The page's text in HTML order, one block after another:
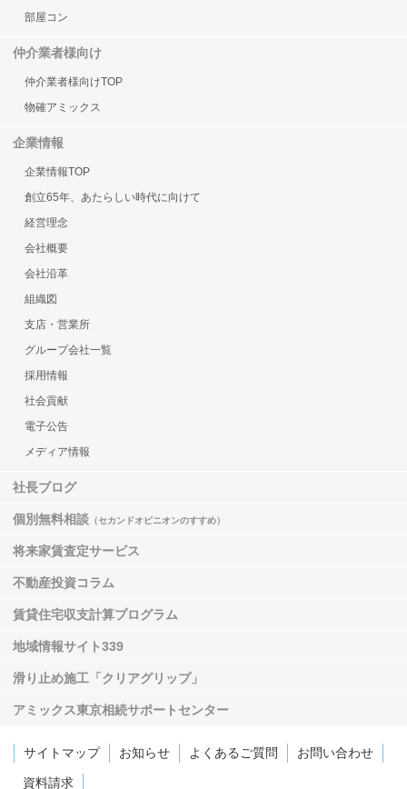
部屋コン
仲介業者様向け
仲介業者様向けTOP
物確アミックス
企業情報
企業情報TOP
創立65年、あたらしい時代に向けて
経営理念
会社概要
会社沿革
組織図
支店・営業所
グループ会社一覧
採用情報
社会貢献
電子公告
メディア情報
社長ブログ
個別無料相談 （セカンドオピニオンのすすめ）
将来家賃査定サービス
不動産投資コラム
賃貸住宅収支計算プログラム
地域情報サイト339
滑り止め施工「クリアグリップ」
アミックス東京相続サポートセンター
サイトマップ お知らせ よくあるご質問 お問い合わせ
資料請求